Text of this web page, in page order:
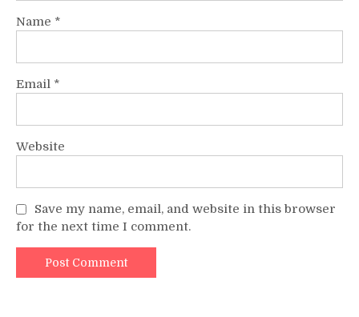
Name *
Email *
Website
Save my name, email, and website in this browser
for the next time I comment.